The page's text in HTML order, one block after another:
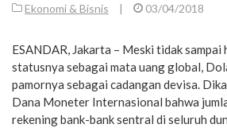
Ekonomi & Bisnis | 03/04/2018
ESANDAR, Jakarta – Meski tidak sampai
statusnya sebagai mata uang global,
pamornya sebagai cadangan devisa.
Dana Moneter Internasional bahwa
rekening bank-bank sentral di seluruh